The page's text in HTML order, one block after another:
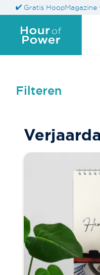
Gratis HoopMagazine
Filteren
Zoeken
Agenda's en